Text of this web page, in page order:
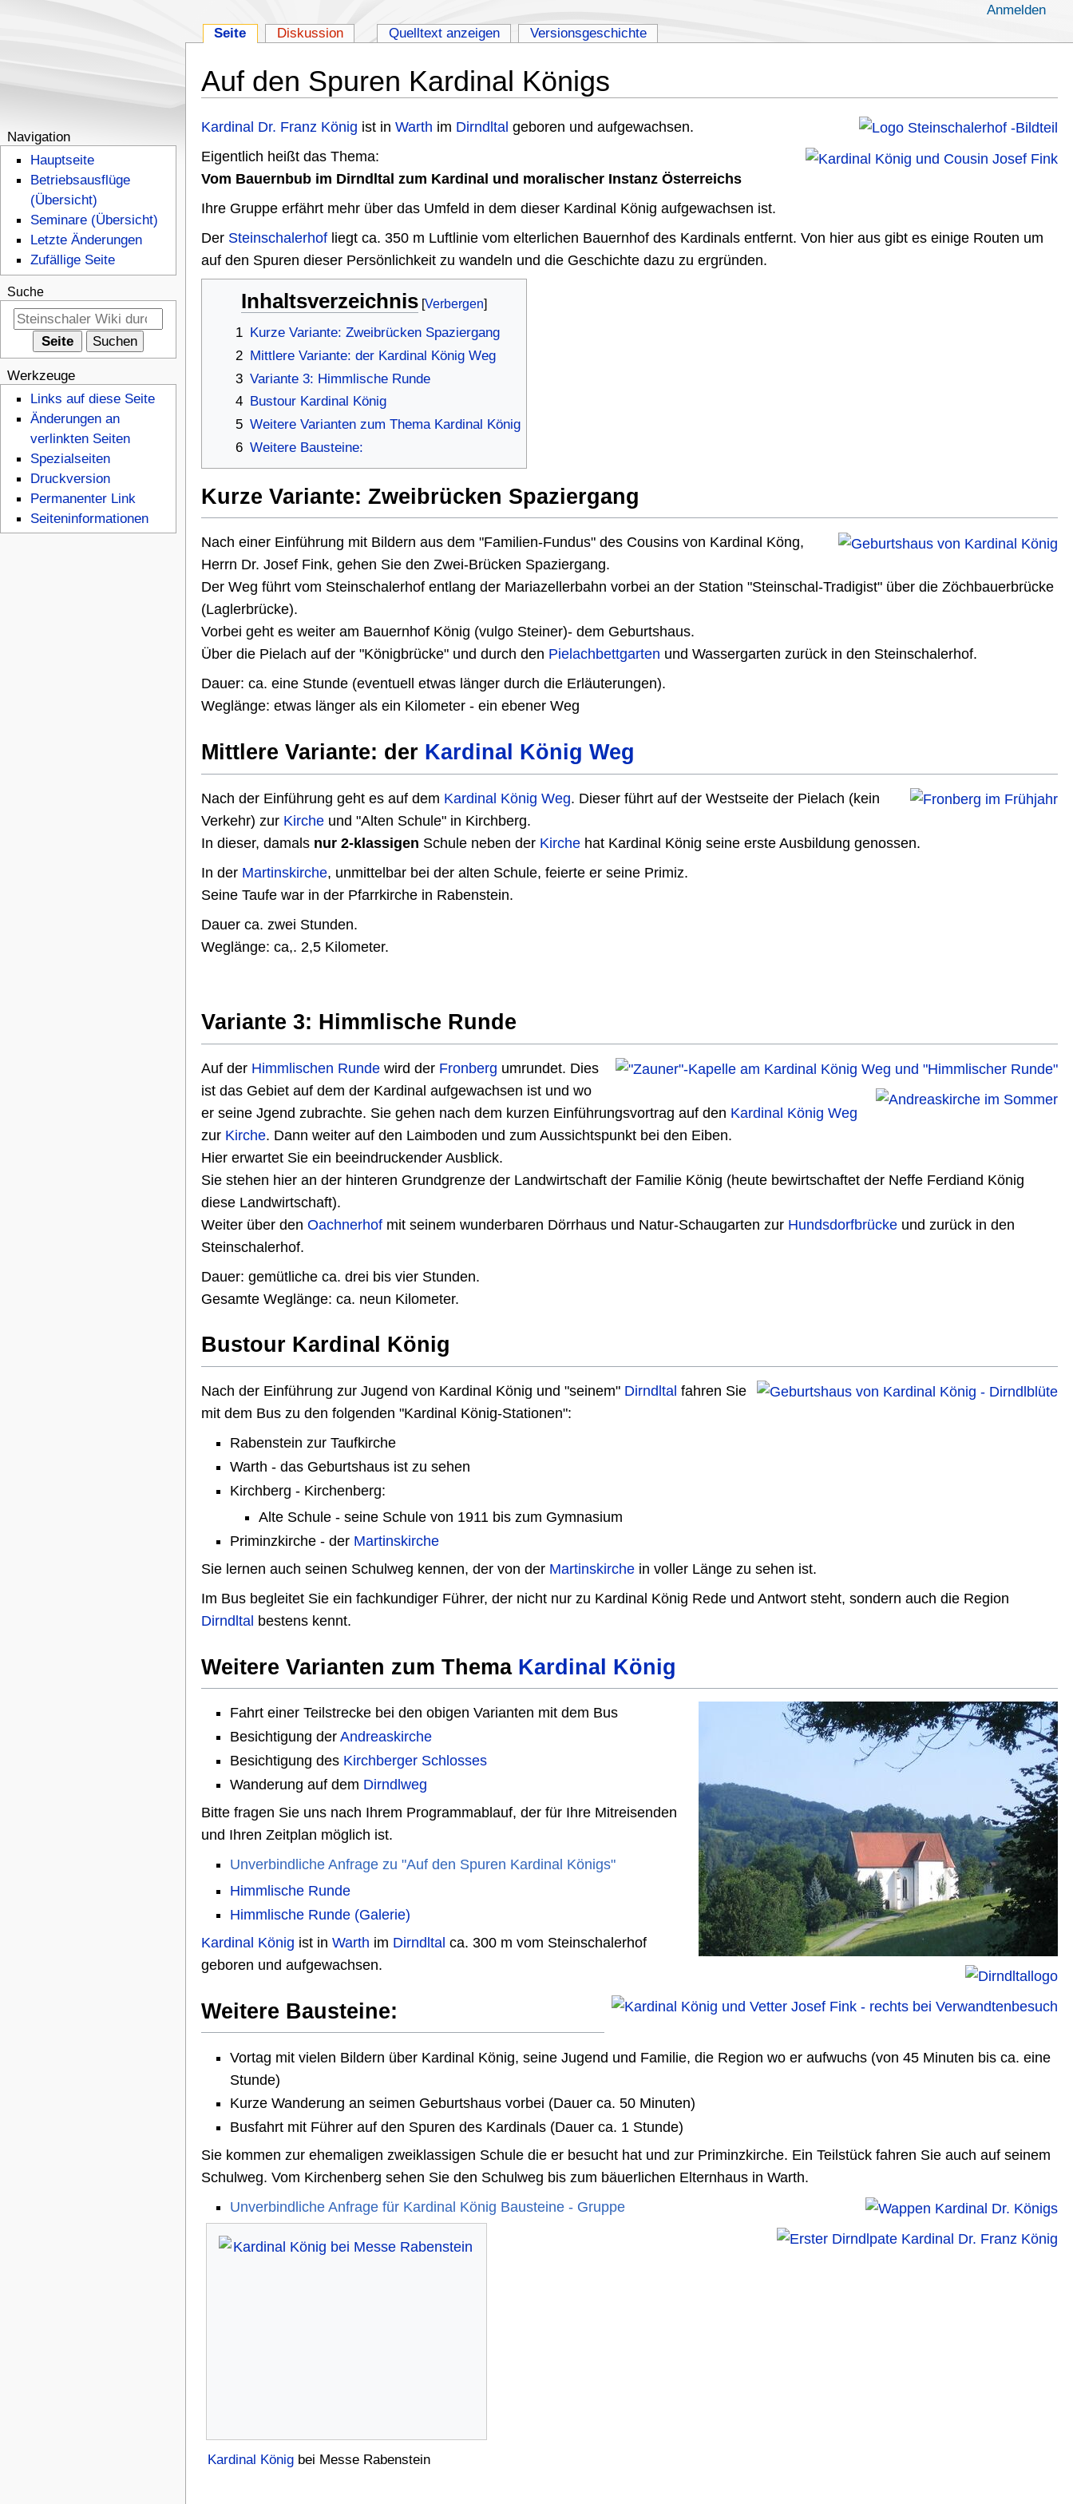
Auf den Spuren Kardinal Königs
Zur
Navigation
springen
Zur
Suche
springen
Kardinal Dr. Franz König ist inWarth im Dirndltal geboren und aufgewachsen.
Eigentlich heißt das Thema:
Vom Bauernbub im Dirndltal zum Kardinal und moralischer Instanz Österreichs
Ihre Gruppe erfährt mehr über das Umfeld in dem dieser Kardinal König aufgewachsen ist.
Der Steinschalerhof liegt ca. 350 m Luftlinie vom elterlichen Bauernhof des Kardinals entfernt. Von hier aus gibt es einige Routen um
auf den Spuren dieser Persönlichkeit zu wandeln und die Geschichte dazu zu ergründen.
Inhaltsverzeichnis
1
Kurze Variante: Zweibrücken Spaziergang
2 Mittlere Variante: der Kardinal König Weg
3 Variante 3: Himmlische Runde
4
Bustour Kardinal König
5 Weitere Varianten zum Thema Kardinal König
6 Weitere Bausteine:
Kurze Variante: Zweibrücken Spaziergang
Nach einer Einführung mit Bildern aus dem "Familien-Fundus" des Cousins von Kardinal Köng,
Herrn Dr. Josef Fink, gehen Sie den Zwei-Brücken Spaziergang.
Der Weg führt vom Steinschalerhof entlang der Mariazellerbahn vorbei an der Station "Steinschal-Tradigist" über die Zöchbauerbrücke
(Laglerbrücke).
Vorbei geht es weiter am Bauernhof König (vulgo Steiner)- dem Geburtshaus.
Über die Pielach auf der "Königbrücke" und durch den Pielachbettgarten und Wassergarten zurück in den Steinschalerhof.
Dauer: ca. eine Stunde (eventuell etwas länger durch die Erläuterungen).
Weglänge: etwas länger als ein Kilometer - ein ebener Weg
Mittlere Variante: der Kardinal König Weg
Nach der Einführung geht es auf dem Kardinal König Weg. Dieser führt auf der Westseite der Pielach (kein
Verkehr) zur Kirche und "Alten Schule" in Kirchberg.
In dieser, damals nur 2-klassigen Schule neben der Kirche hat Kardinal König seine erste Ausbildung genossen.
In der Martinskirche, unmittelbar bei der alten Schule, feierte er seine Primiz.
Seine Taufe war in der Pfarrkirche in Rabenstein.
Dauer ca. zwei Stunden.
Weglänge: ca,. 2,5 Kilometer.
Variante 3: Himmlische Runde
Auf der Himmlischen Runde wird der Fronberg umrundet. Dies
ist das Gebiet auf dem der Kardinal aufgewachsen ist und wo
er seine Jgend zubrachte. Sie gehen nach dem kurzen Einführungsvortrag auf den Kardinal König Weg
zur Kirche. Dann weiter auf den Laimboden und zum Aussichtspunkt bei den Eiben.
Hier erwartet Sie ein beeindruckender Ausblick.
Sie stehen hier an der hinteren Grundgrenze der Landwirtschaft der Familie König (heute bewirtschaftet der Neffe Ferdiand König
diese Landwirtschaft).
Weiter über denOachnerhof mit seinem wunderbaren Dörrhaus und Natur-Schaugarten zur Hundsdorfbrücke und zurück in den
Steinschalerhof.
Dauer: gemütliche ca. drei bis vier Stunden.
Gesamte Weglänge: ca. neun Kilometer.
Bustour Kardinal König
Nach der Einführung zur Jugend von Kardinal König und "seinem" Dirndltal fahren Sie
mit dem Bus zu den folgenden "Kardinal König-Stationen":
Rabenstein zur Taufkirche
Warth - das Geburtshaus ist zu sehen
Kirchberg - Kirchenberg:
Alte Schule - seine Schule von 1911 bis zum Gymnasium
Priminzkirche - der Martinskirche
Sie lernen auch seinen Schulweg kennen, der von der Martinskirche in voller Länge zu sehen ist.
Im Bus begleitet Sie ein fachkundiger Führer, der nicht nur zu Kardinal König Rede und Antwort steht, sondern auch die Region
Dirndltal bestens kennt.
Weitere Varianten zum Thema Kardinal König
Fahrt einer Teilstrecke bei den obigen Varianten mit dem Bus
Besichtigung derAndreaskirche
Besichtigung des Kirchberger Schlosses
Wanderung auf dem Dirndlweg
Bitte fragen Sie uns nach Ihrem Programmablauf, der für Ihre Mitreisenden
und Ihren Zeitplan möglich ist.
Unverbindliche Anfrage zu "Auf den Spuren Kardinal Königs"
Himmlische Runde
Himmlische Runde (Galerie)
Kardinal König ist inWarth im Dirndltal ca. 300 m vom Steinschalerhof
geboren und aufgewachsen.
Weitere Bausteine:
Vortag mit vielen Bildern über Kardinal König, seine Jugend und Familie, die Region wo er aufwuchs (von 45 Minuten bis ca. eine
Stunde)
Kurze Wanderung an seimen Geburtshaus vorbei (Dauer ca. 50 Minuten)
Busfahrt mit Führer auf den Spuren des Kardinals (Dauer ca. 1 Stunde)
Sie kommen zur ehemaligen zweiklassigen Schule die er besucht hat und zur Priminzkirche. Ein Teilstück fahren Sie auch auf seinem
Schulweg. Vom Kirchenberg sehen Sie den Schulweg bis zum bäuerlichen Elternhaus in Warth.
Unverbindliche Anfrage für Kardinal König Bausteine - Gruppe
Kardinal König bei Messe Rabenstein
N
a
t
n
m
Seite Diskussion Quelltext anzeigen Versionsgeschichte
Anmelden
Navigation
Hauptseite
Betriebsausflüge
(Übersicht)
Seminare (Übersicht)
Letzte Änderungen
Zufällige Seite
Suche
Werkzeuge
Links auf diese Seite
Änderungen an
verlinkten Seiten
Spezialseiten
Druckversion
Permanenter Link
Seiten­­informationen